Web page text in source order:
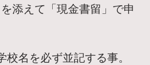
添えて「現金書留」で申
名を必ず並記する事。